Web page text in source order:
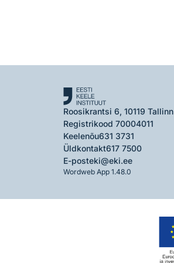
Roosikrantsi 6, 10119 Tallinn
Registrikood 70004011
Keelenõu631 3731
Üldkontakt617 7500
E-posteki@eki.ee
Wordweb App 1.48.0